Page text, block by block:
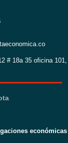
# 18a 35 oficina
económicas